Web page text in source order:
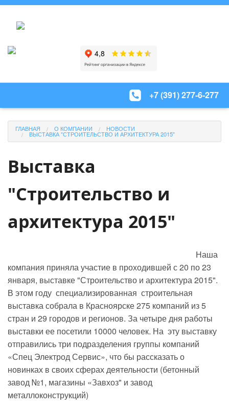
+7 (391) 277-6-277
ГЛАВНАЯ О КОМПАНИИ НОВОСТИ
ВЫСТАВКА "СТРОИТЕЛЬСТВО И АРХИТЕКТУРА 2015"
Выставка
"Строительство и
архитектура 2015"
Наша
компания приняла участие в проходившей с 20 по 23
января, выставке "Строительство и архитектура 2015".
В этом году специализированная строительная
выставка собрала в Красноярске 275 компаний из 5
стран и 29 городов и регионов. За четыре дня работы
выставки ее посетили 10000 человек. На эту выставку
отправились три подразделения группы компаний
«Спец Электрод Сервис», что бы рассказать о
новинках в своих сферах деятельности (бетонный
завод №1, магазины «Завхоз" и завод
металлоконструкций)